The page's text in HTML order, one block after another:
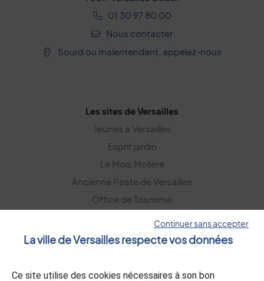
01 30 97 80 00
Nous contacter
Sourd ou malentendant, appelez-nous
Les sites de Versailles
Jeunes à Versailles
Esprit jardin
Le Mois Molière
Ancienne Poste de Versailles
Office de Tourisme
Continuer sans accepter
La ville de Versailles respecte vos données
Ce site utilise des cookies nécessaires à son bon